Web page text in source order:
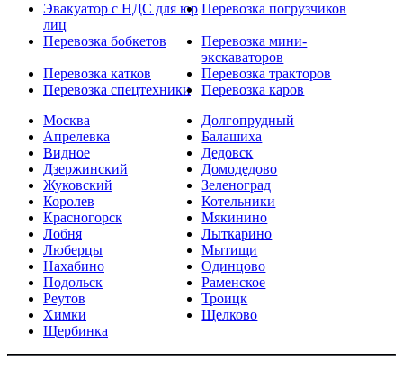
Эвакуатор с НДС для юр
лиц
Перевозка погрузчиков
Перевозка бобкетов
Перевозка мини-
экскаваторов
Перевозка катков
Перевозка тракторов
Перевозка спецтехники
Перевозка каров
Москва
Долгопрудный
Апрелевка
Балашиха
Видное
Дедовск
Дзержинский
Домодедово
Жуковский
Зеленоград
Королев
Котельники
Красногорск
Мякинино
Лобня
Лыткарино
Люберцы
Мытищи
Нахабино
Одинцово
Подольск
Раменское
Реутов
Троицк
Химки
Щелково
Щербинка